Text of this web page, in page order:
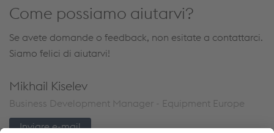
Come possiamo aiutarvi?
Se avete domande o feedback, non esitate a contattarci.
Siamo felici di aiutarvi!
Mikhail Kiselev
Business Development Manager - Equipment Europe
Inviare e-mail